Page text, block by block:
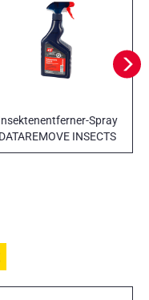
Spray
DATAREMOVE INSECTS